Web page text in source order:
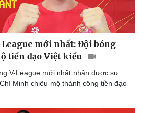
mới nhất: Đội bóng
tiền đạo Việt kiều
V-League mới nhất nhận được sự
Minh chiêu mộ thành công tiền đạo